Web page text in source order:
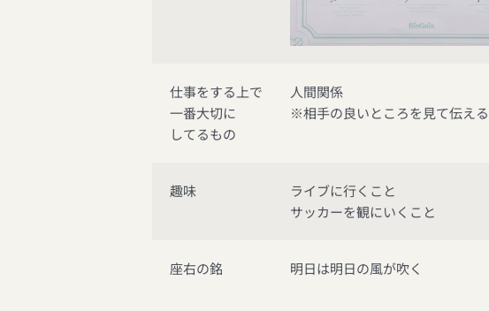
仕事をする上で
一番大切に
してるもの
人間関係
※相手の良いところを見て伝える
趣味
ライブに行くこと
サッカーを観にいくこと
座右の銘 明日は明日の風が吹く